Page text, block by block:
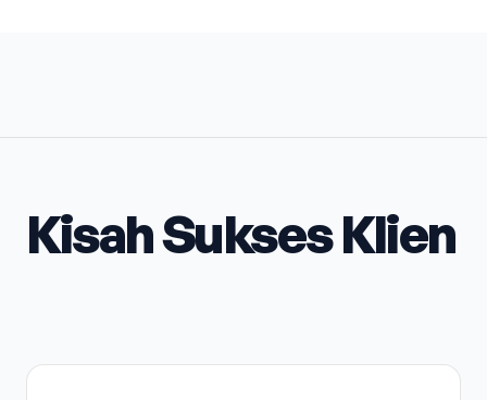
Kisah Sukses Klien